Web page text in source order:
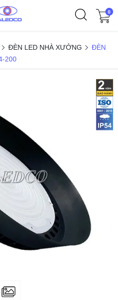
0
ĐÈN LED NHÀ XƯỞNG
ĐÈN
200